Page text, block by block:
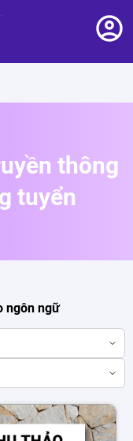
thông
tuyển
ngôn ngữ